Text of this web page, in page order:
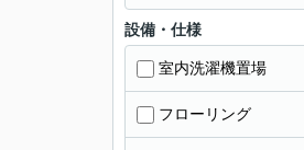
設備・仕様
室内洗濯機置場
フローリング